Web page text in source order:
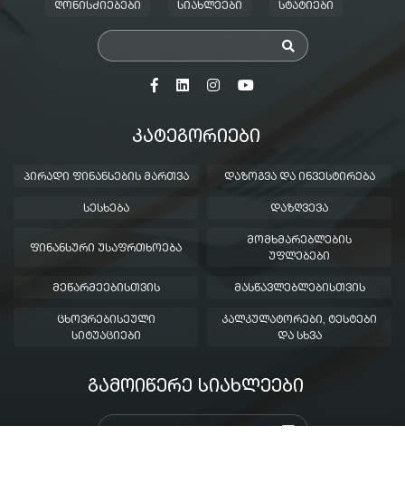
ᲦᲝᲜᲘᲡᲫᲘᲔᲑᲔᲑᲘ ᲡᲘᲐᲮᲚᲔᲔᲑᲘ ᲡᲢᲐᲢᲘᲔᲑᲘ
ᲙᲐᲢᲔᲒᲝᲠᲘᲔᲑᲘ
ᲞᲘᲠᲐᲓᲘ ᲤᲘᲜᲐᲜᲡᲔᲑᲘᲡ ᲛᲐᲠᲗᲕᲐ ᲓᲐᲖᲝᲒᲕᲐ ᲓᲐ ᲘᲜᲕᲔᲡᲢᲘᲠᲔᲑᲐ
ᲡᲔᲡᲮᲔᲑᲐ ᲓᲐᲖᲦᲕᲔᲕᲐ
ᲤᲘᲜᲐᲜᲡᲣᲠᲘ ᲣᲡᲐᲤᲠᲗᲮᲝᲔᲑᲐ
ᲛᲝᲛᲮᲛᲐᲠᲔᲑᲚᲔᲑᲘᲡ
ᲣᲤᲚᲔᲑᲔᲑᲘ
ᲛᲔᲬᲐᲠᲛᲔᲔᲑᲘᲡᲗᲕᲘᲡ ᲛᲐᲡᲬᲐᲕᲚᲔᲑᲚᲔᲑᲘᲡᲗᲕᲘᲡ
ᲪᲮᲝᲕᲠᲔᲑᲘᲡᲔᲣᲚᲘ
ᲡᲘᲢᲣᲐᲪᲘᲔᲑᲘ
ᲙᲐᲚᲙᲣᲚᲐᲢᲝᲠᲔᲑᲘ, ᲢᲔᲡᲢᲔᲑᲘ
ᲓᲐ ᲡᲮᲕᲐ
ᲒᲐᲛᲝᲘᲬᲔᲠᲔ ᲡᲘᲐᲮᲚᲔᲔᲑᲘ